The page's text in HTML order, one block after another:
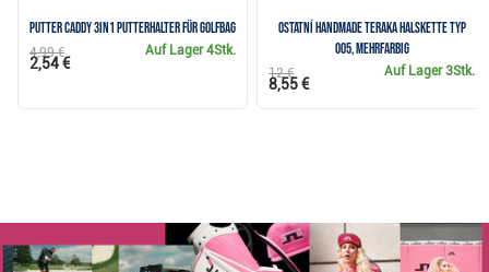
Putter Caddy 3in1 Putterhalter für Golfbag
Auf Lager4Stk.
4,99 €
2,54 €
Ostatní Handmade Teraka Halskette Typ
005, mehrfarbig
Auf Lager3Stk.
12 €
8,55 €